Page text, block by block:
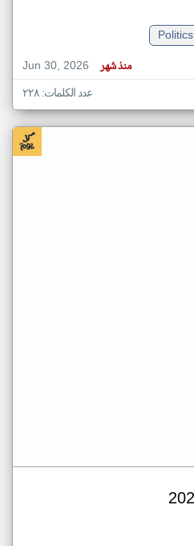
Politics
Jun 30, 2026
منذ شهر
عدد الكلمات: ٢٢٨